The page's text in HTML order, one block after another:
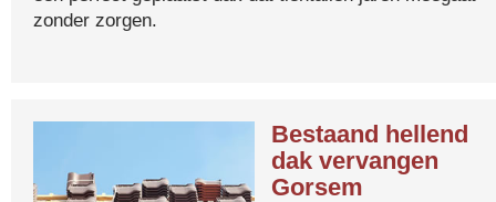
zonder zorgen.
Bestaand hellend
dak vervangen
Gorsem